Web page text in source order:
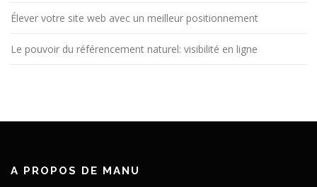
Élever votre site web avec un meilleur positionnement
Le pouvoir du référencement naturel: visibilité en ligne
A PROPOS DE MANU